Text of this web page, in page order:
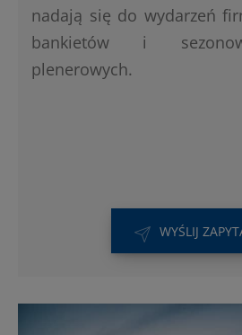
nadają się do wydarzeń
bankietów i
plenerowych.
WYŚLIJ